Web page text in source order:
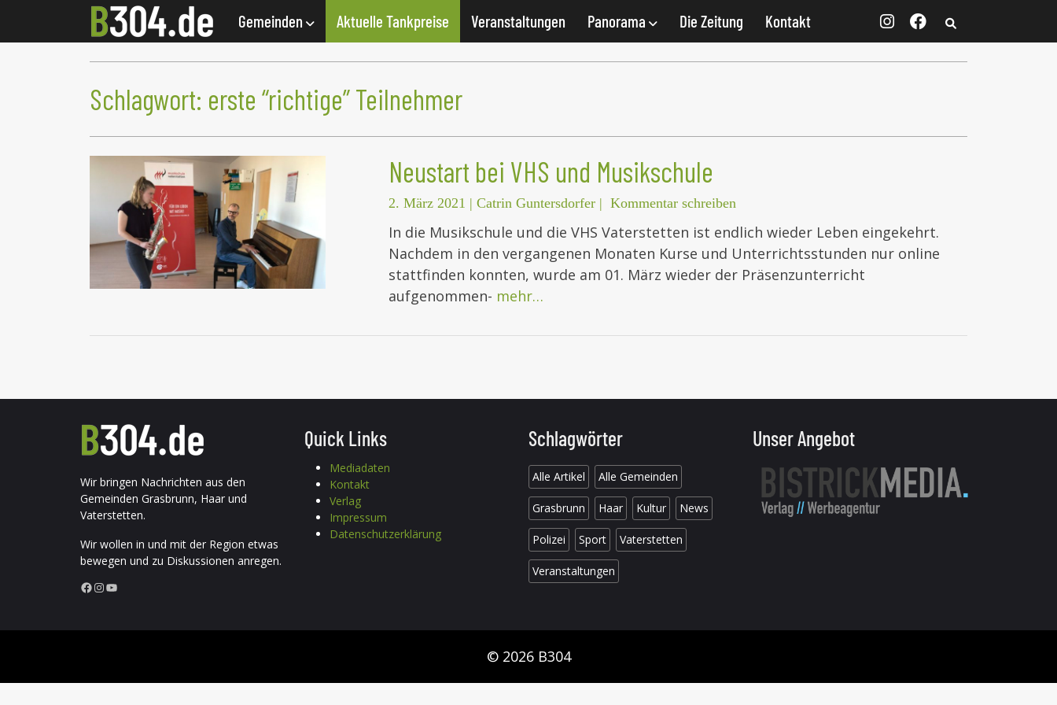
Gemeinden Aktuelle Tankpreise Veranstaltungen Panorama Die Zeitung Kontakt
Schlagwort: erste “richtige” Teilnehmer
Neustart bei VHS und Musikschule
2. März 2021 | Catrin Guntersdorfer | Kommentar schreiben
In die Musikschule und die VHS Vaterstetten ist endlich wieder Leben eingekehrt.
Nachdem in den vergangenen Monaten Kurse und Unterrichtsstunden nur online
stattfinden konnten, wurde am 01. März wieder der Präsenzunterricht
aufgenommen- mehr…
Wir bringen Nachrichten aus den
Gemeinden Grasbrunn, Haar und
Vaterstetten.
Wir wollen in und mit der Region etwas
bewegen und zu Diskussionen anregen.
Facebook InstagramYouTube
Quick Links
Mediadaten
Kontakt
Verlag
Impressum
Datenschutzerklärung
Schlagwörter
Alle Artikel Alle Gemeinden
Grasbrunn Haar Kultur News
Polizei Sport Vaterstetten
Veranstaltungen
Unser Angebot
© 2026 B304